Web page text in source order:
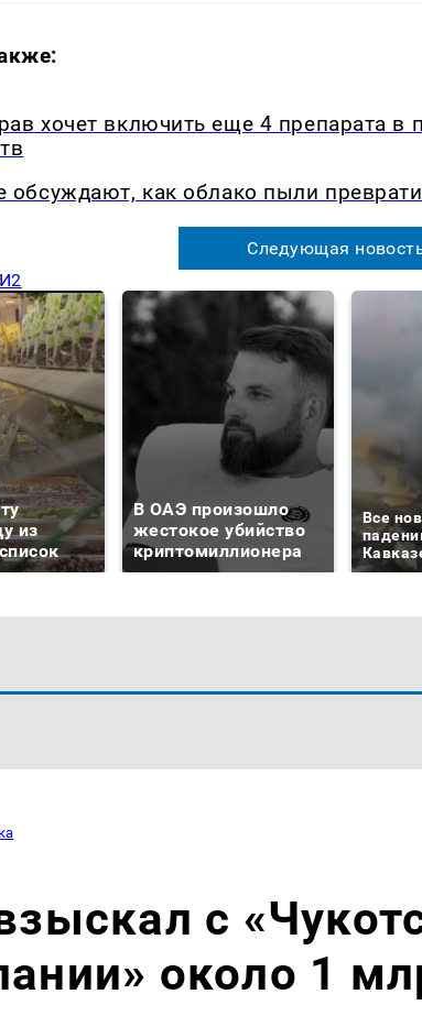
хочет включить еще 4 препарата в
обсуждают, как облако пыли
Следующая
из
В ОАЭ произошло
жестокое убийство
криптомиллионера
Все
с
около 1